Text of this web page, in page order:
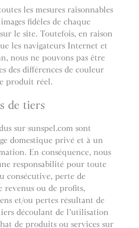
les mesures raisonnables
fidèles de chaque
le site. Toutefois, en raison
les navigateurs Internet et
nous ne pouvons pas être
des différences de couleur
produit réel.
de tiers
sur sunspel.com sont
domestique privé et à un
En conséquence, nous
responsabilité pour toute
consécutive, perte de
revenus ou de profits,
et/ou pertes résultant de
découlant de l’utilisation
de produits ou services sur